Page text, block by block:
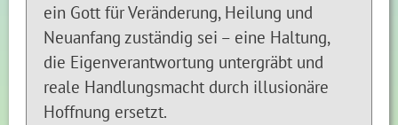
ein Gott für Veränderung, Heilung und
Neuanfang zuständig sei – eine Haltung,
die Eigenverantwortung untergräbt und
reale Handlungsmacht durch illusionäre
Hoffnung ersetzt.